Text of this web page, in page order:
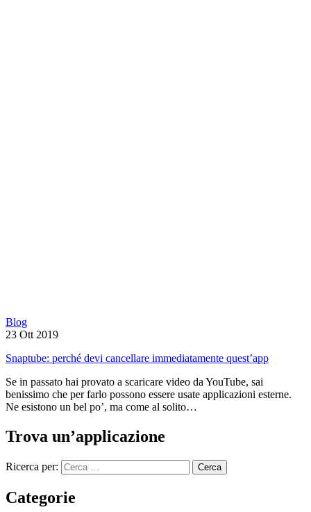
Blog
23 Ott 2019
Snaptube: perché devi cancellare immediatamente quest’app
Se in passato hai provato a scaricare video da YouTube, sai
benissimo che per farlo possono essere usate applicazioni esterne.
Ne esistono un bel po’, ma come al solito…
Trova un’applicazione
Ricerca per:
Categorie